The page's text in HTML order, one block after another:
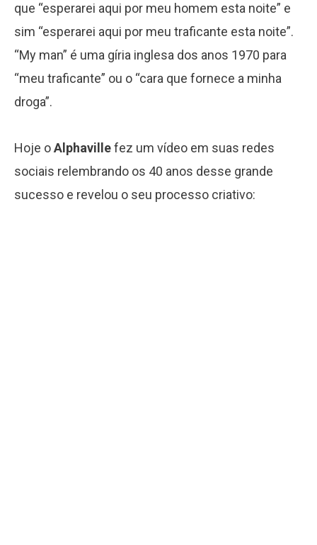
que “esperarei aqui por meu homem esta noite” e
sim “esperarei aqui por meu traficante esta noite”.
“My man” é uma gíria inglesa dos anos 1970 para
“meu traficante” ou o “cara que fornece a minha
droga”.
Hoje oAlphavillefez um vídeo em suas redes
sociais relembrando os 40 anos desse grande
sucesso e revelou o seu processo criativo: